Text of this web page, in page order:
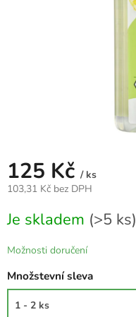
125 Kč / ks
103,31 Kč bez DPH
cena:
Je skladem (>5 ks)
Možnosti doručení
Množstevní sleva
1 - 2 ks